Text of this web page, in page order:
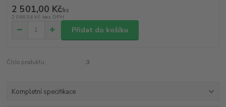
2 501,00 Kč/ks
2 066,94 Kč bez DPH
Přidat do košíku
Číslo produktu: .3
Kompletní specifikace